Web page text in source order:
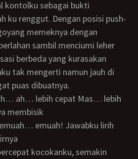
kontolku sebagai bukti
ku renggut. Dengan posisi push-
memeknya dengan
sambil menciumi leher
berbeda yang kurasakan
tak mengerti namun jauh di
puas dibuatnya.
membisik